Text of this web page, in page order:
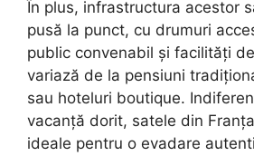
În plus, infrastructura acestor
pusă la punct, cu drumuri
public convenabil și facilități
variază de la pensiuni
sau hoteluri boutique.
vacanță dorit, satele din
ideale pentru o evadare